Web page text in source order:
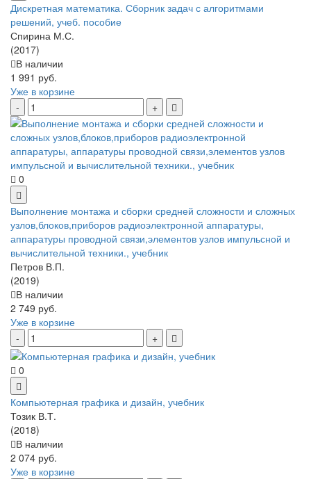
Дискретная математика. Сборник задач с алгоритмами
решений, учеб. пособие
Спирина М.С.
(2017)
В наличии
1 991 руб.
Уже в корзине
0
Выполнение монтажа и сборки средней сложности и сложных
узлов,блоков,приборов радиоэлектронной аппаратуры,
аппаратуры проводной связи,элементов узлов импульсной и
вычислительной техники., учебник
Петров В.П.
(2019)
В наличии
2 749 руб.
Уже в корзине
0
Компьютерная графика и дизайн, учебник
Тозик В.Т.
(2018)
В наличии
2 074 руб.
Уже в корзине